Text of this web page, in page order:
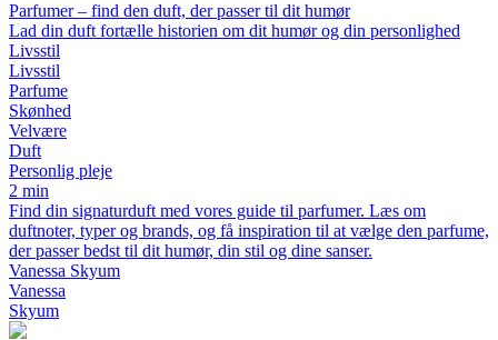
Parfumer – find den duft, der passer til dit humør
Lad din duft fortælle historien om dit humør og din personlighed
Livsstil
Livsstil
Parfume
Skønhed
Velvære
Duft
Personlig pleje
2 min
Find din signaturduft med vores guide til parfumer. Læs om
duftnoter, typer og brands, og få inspiration til at vælge den parfume,
der passer bedst til dit humør, din stil og dine sanser.
Vanessa Skyum
Vanessa
Skyum